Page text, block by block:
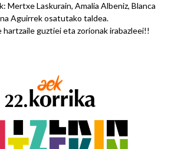
Mertxe Laskurain, Amalia Albeniz, Blanca
Aguirrek osatutako taldea.
hartzaile guztiei eta zorionak irabazleei!!